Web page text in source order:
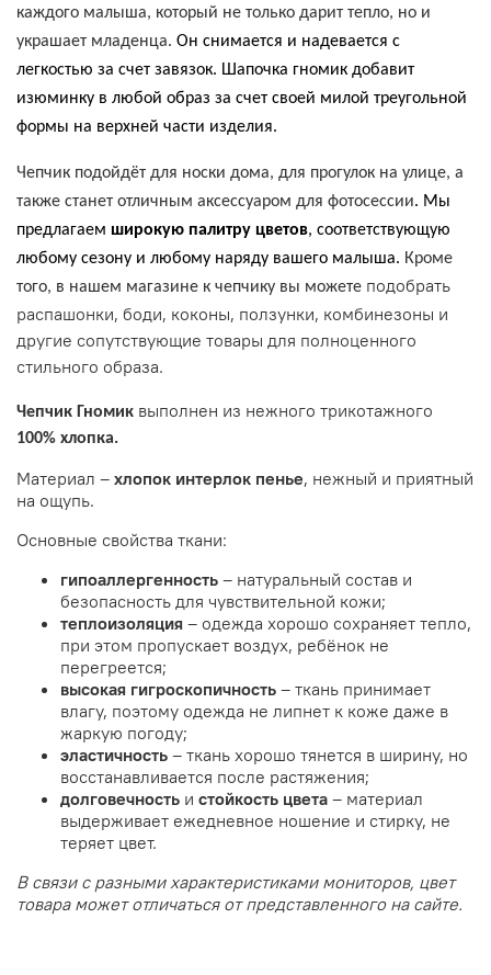
каждого малыша, который не только дарит тепло, но и
украшает младенца. Он снимается и надевается с
легкостью за счет завязок. Шапочка гномик добавит
изюминку в любой образ за счет своей милой треугольной
формы на верхней части изделия.
Чепчик подойдёт для носки дома, для прогулок на улице, а
также станет отличным аксессуаром для фотосессии. Мы
предлагаем широкую палитру цветов, соответствующую
любому сезону и любому наряду вашего малыша. Кроме
того, в нашем магазине к чепчику вы можете подобрать
распашонки, боди, коконы, ползунки, комбинезоны и
другие сопутствующие товары для полноценного
стильного образа.
Чепчик Гномик выполнен из нежного трикотажного
100% хлопка.
Материал – хлопок интерлок пенье, нежный и приятный
на ощупь.
Основные свойства ткани:
гипоаллергенность – натуральный состав и
безопасность для чувствительной кожи;
теплоизоляция – одежда хорошо сохраняет тепло,
при этом пропускает воздух, ребёнок не
перегреется;
высокая гигроскопичность – ткань принимает
влагу, поэтому одежда не липнет к коже даже в
жаркую погоду;
эластичность – ткань хорошо тянется в ширину, но
восстанавливается после растяжения;
долговечность и стойкость цвета – материал
выдерживает ежедневное ношение и стирку, не
теряет цвет.
В связи с разными характеристиками мониторов, цвет
товара может отличаться от представленного на сайте.